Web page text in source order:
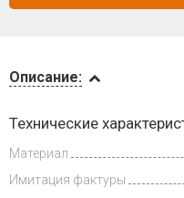
Доставка
и оплата
Описание:
Технические
Материал
Имитация фактуры